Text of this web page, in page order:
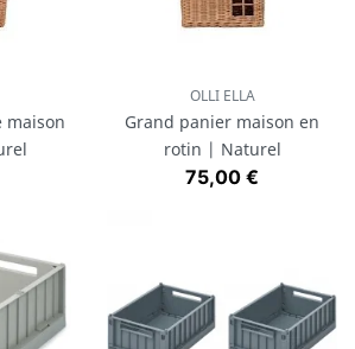
maison
OLLI ELLA
Grand panier maison en
rotin | Naturel
Prix
75,00 €